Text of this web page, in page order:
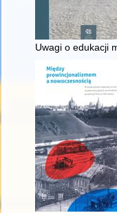
Uwagi o edukacji